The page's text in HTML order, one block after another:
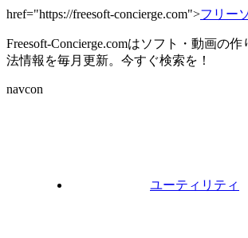
href="https://freesoft-concierge.com">フリー
Freesoft-Concierge.comはソフト・動画の
法情報を毎月更新。今すぐ検索を！
navcon
ユーティリティ